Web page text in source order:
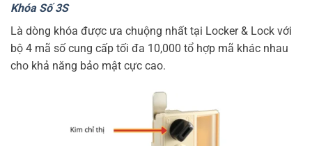
Khóa Số 3S
Là dòng khóa được ưa chuộng nhất tại Locker & Lock với
bộ 4 mã số cung cấp tối đa 10,000 tổ hợp mã khác nhau
cho khả năng bảo mật cực cao.